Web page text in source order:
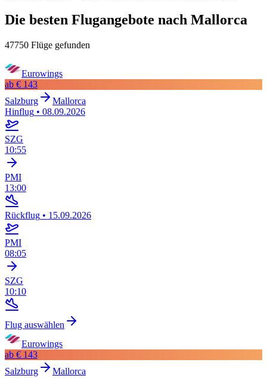
Die besten Flugangebote nach Mallorca
47750 Flüge gefunden
Eurowings
ab € 143
Salzburg
Mallorca
Hinflug • 08.09.2026
SZG
10:55
PMI
13:00
Rückflug • 15.09.2026
PMI
08:05
SZG
10:10
Flug auswählen
Eurowings
ab € 143
Salzburg
Mallorca